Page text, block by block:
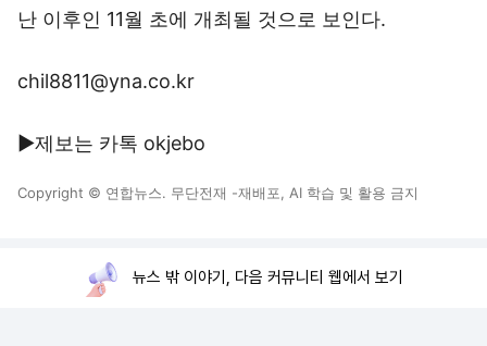
난 이후인 11월 초에 개최될 것으로 보인다.
chil8811@yna.co.kr
▶제보는 카톡 okjebo
Copyright © 연합뉴스. 무단전재 -재배포, AI 학습 및 활용 금지
뉴스 밖 이야기, 다음 커뮤니티 웹에서 보기